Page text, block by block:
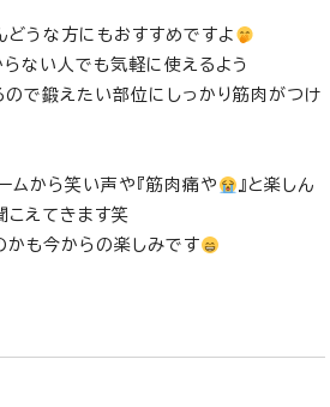
うな方にもおすすめですよ
ない人でも気軽に使えるよう
で鍛えたい部位にしっかり筋肉がつけ
ムから笑い声や『筋肉痛や
』と楽しん
こえてきます笑
かも今からの楽しみです